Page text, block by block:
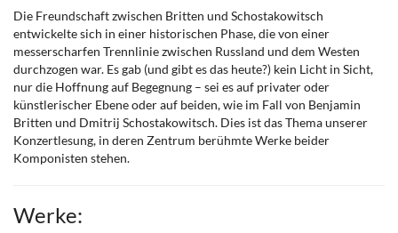
Die Freundschaft zwischen Britten und Schostakowitsch
entwickelte sich in einer historischen Phase, die von einer
messerscharfen Trennlinie zwischen Russland und dem Westen
durchzogen war. Es gab (und gibt es das heute?) kein Licht in Sicht,
nur die Hoffnung auf Begegnung – sei es auf privater oder
künstlerischer Ebene oder auf beiden, wie im Fall von Benjamin
Britten und Dmitrij Schostakowitsch. Dies ist das Thema unserer
Konzertlesung, in deren Zentrum berühmte Werke beider
Komponisten stehen.
Werke: